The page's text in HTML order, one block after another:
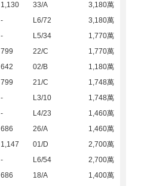
1,130 33/A
3,180萬
- L6/72
3,180萬
- L5/34
1,770萬
799 22/C
1,770萬
642 02/B
1,180萬
799 21/C
1,748萬
- L3/10
1,748萬
- L4/23
1,460萬
686 26/A
1,460萬
1,147 01/D
2,700萬
- L6/54
2,700萬
686 18/A
1,400萬